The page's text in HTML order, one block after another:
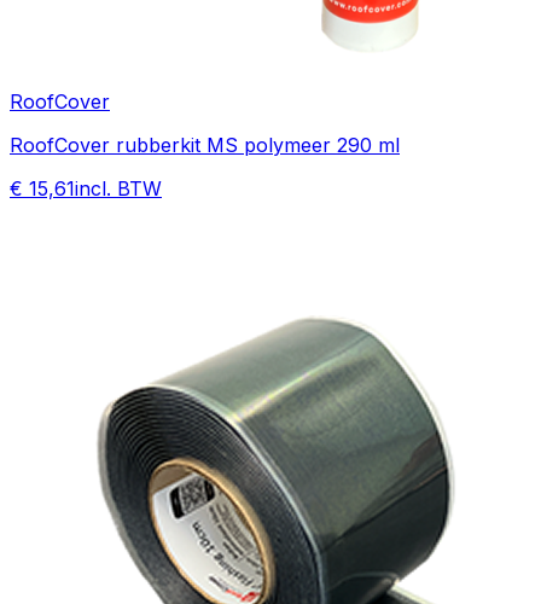
RoofCover
RoofCover rubberkit MS polymeer 290 ml
€ 15,61incl. BTW